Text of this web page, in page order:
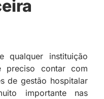
qualquer instituição
preciso contar com
de gestão hospitalar
importante nas